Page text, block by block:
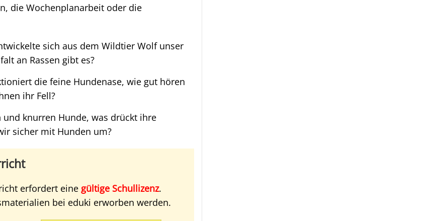
die Wochenplanarbeit oder die
sich aus dem Wildtier Wolf unser
an Rassen gibt es?
die feine Hundenase, wie gut hören
ihr Fell?
knurren Hunde, was drückt ihre
sicher mit Hunden um?
erfordert eine gültige Schullizenz.
bei eduki erworben werden.